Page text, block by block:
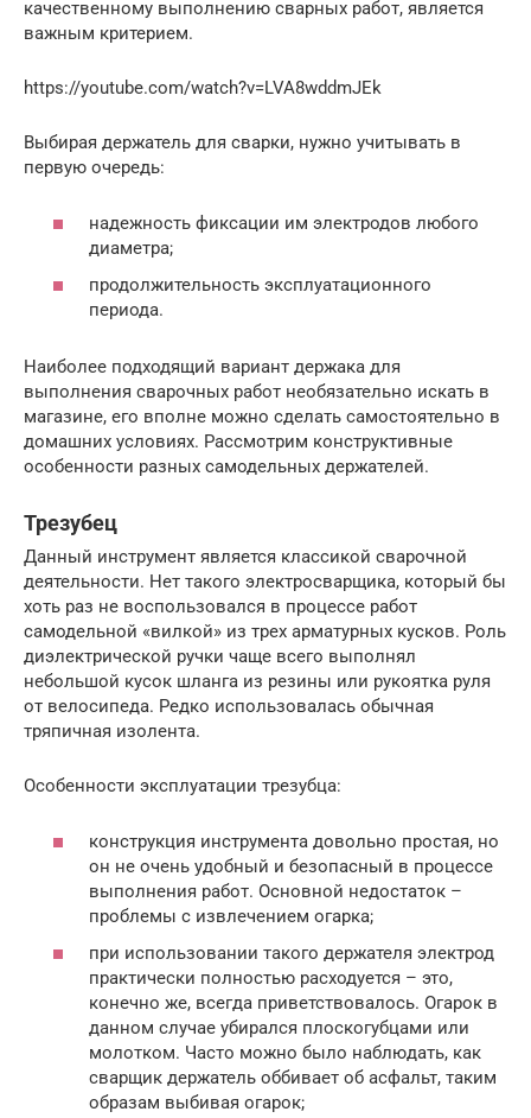
качественному выполнению сварных работ, является
важным критерием.
https://youtube.com/watch?v=LVA8wddmJEk
Выбирая держатель для сварки, нужно учитывать в
первую очередь:
надежность фиксации им электродов любого
диаметра;
продолжительность эксплуатационного
периода.
Наиболее подходящий вариант держака для
выполнения сварочных работ необязательно искать в
магазине, его вполне можно сделать самостоятельно в
домашних условиях. Рассмотрим конструктивные
особенности разных самодельных держателей.
Трезубец
Данный инструмент является классикой сварочной
деятельности. Нет такого электросварщика, который бы
хоть раз не воспользовался в процессе работ
самодельной «вилкой» из трех арматурных кусков. Роль
диэлектрической ручки чаще всего выполнял
небольшой кусок шланга из резины или рукоятка руля
от велосипеда. Редко использовалась обычная
тряпичная изолента.
Особенности эксплуатации трезубца:
конструкция инструмента довольно простая, но
он не очень удобный и безопасный в процессе
выполнения работ. Основной недостаток –
проблемы с извлечением огарка;
при использовании такого держателя электрод
практически полностью расходуется – это,
конечно же, всегда приветствовалось. Огарок в
данном случае убирался плоскогубцами или
молотком. Часто можно было наблюдать, как
сварщик держатель оббивает об асфальт, таким
образам выбивая огарок;